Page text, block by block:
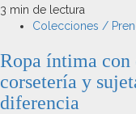
3 min de lectura
Colecciones /
Ropa íntima con
corsetería y
diferencia